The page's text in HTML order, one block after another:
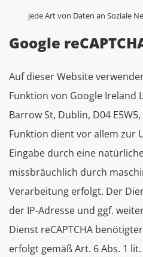
jede Art von Daten an Soziale
Google
Auf dieser Website
Funktion von Google Ireland
Barrow St, Dublin, D04
Funktion dient vor allem zur
Eingabe durch eine
missbräuchlich durch
Verarbeitung erfolgt. Der
der IP-Adresse und ggf.
Dienst reCAPTCHA
erfolgt gemäß Art. 6 Abs. 1 lit.